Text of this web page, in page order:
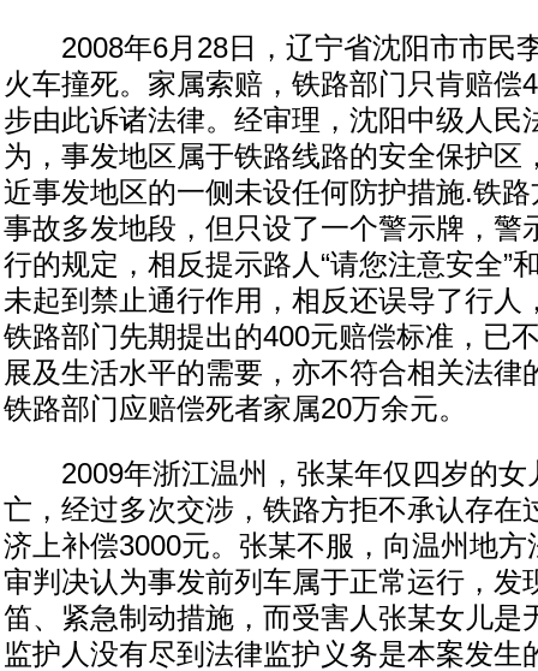
2008年6月28日，辽宁省沈阳市市民
火车撞死。家属索赔，铁路部门只肯赔偿
步由此诉诸法律。经审理，沈阳中级人民
为，事发地区属于铁路线路的安全保护区
近事发地区的一侧未设任何防护措施.铁
事故多发地段，但只设了一个警示牌，警
行的规定，相反提示路人“请您注意安全”
未起到禁止通行作用，相反还误导了行人
铁路部门先期提出的400元赔偿标准，已
展及生活水平的需要，亦不符合相关法律
铁路部门应赔偿死者家属20万余元。
2009年浙江温州，张某年仅四岁的女
亡，经过多次交涉，铁路方拒不承认存在
济上补偿3000元。张某不服，向温州地
审判决认为事发前列车属于正常运行，发
笛、紧急制动措施，而受害人张某女儿是
监护人没有尽到法律监护义务是本案发生